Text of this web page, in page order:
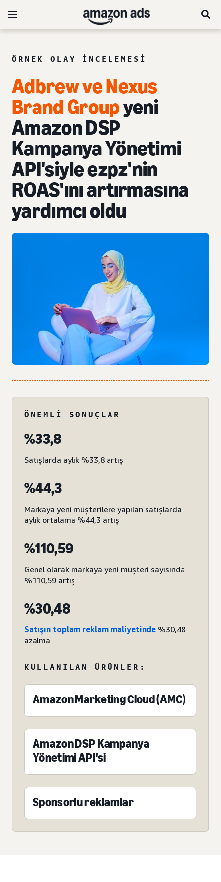
ÖRNEK OLAY INCELEMESI
Adbrew ve Nexus
Brand Groupyeni
Amazon DSP
Kampanya Yönetimi
API'siyle ezpz'nin
ROAS'ını artırmasına
yardımcı oldu
ÖNEMLI SONUÇLAR
%33,8
Satışlarda aylık %33,8 artış
%44,3
Markaya yeni müşterilere yapılan satışlarda
aylık ortalama %44,3 artış
%110,59
Genel olarak markaya yeni müşteri sayısında
%110,59 artış
%30,48
Satışın toplam reklam maliyetinde %30,48
azalma
KULLANILAN ÜRÜNLER:
Amazon Marketing Cloud (AMC)
Amazon DSP Kampanya
Yönetimi API'si
Sponsorlu reklamlar